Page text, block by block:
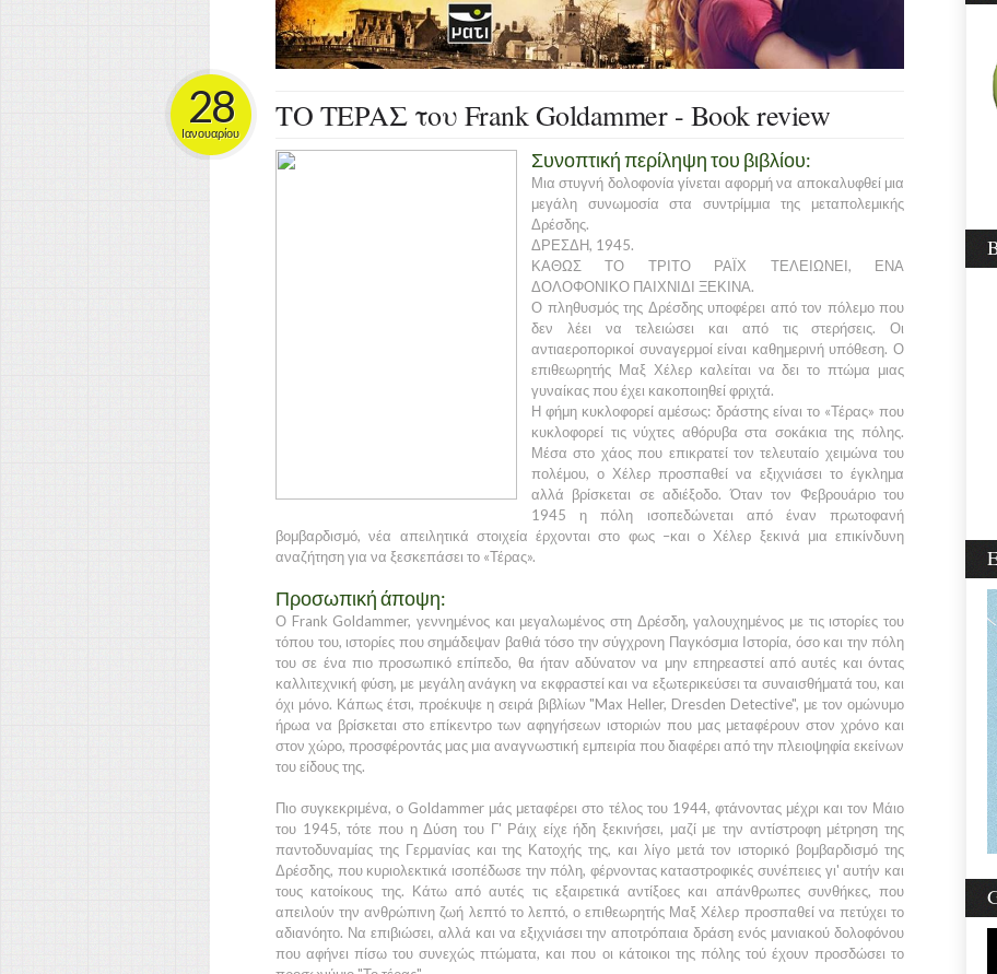
ΤΟ ΤΕΡΑΣ του Frank Goldammer - Book review
28
Ιανουαρίου
Συνοπτική περίληψη του βιβλίου:
Μια στυγνή δολοφονία γίνεται αφορμή να αποκαλυφθεί μια
μεγάλη συνωμοσία στα συντρίμμια της μεταπολεμικής
Δρέσδης.
ΔΡΕΣΔΗ, 1945.
ΚΑΘΩΣ ΤΟ ΤΡΙΤΟ ΡΑΪΧ ΤΕΛΕΙΩΝΕΙ, ΕΝΑ
ΔΟΛΟΦΟΝΙΚΟ ΠΑΙΧΝΙΔΙ ΞΕΚΙΝΑ.
Ο πληθυσμός της Δρέσδης υποφέρει από τον πόλεμο που
δεν λέει να τελειώσει και από τις στερήσεις. Οι
αντιαεροπορικοί συναγερμοί είναι καθημερινή υπόθεση. Ο
επιθεωρητής Μαξ Χέλερ καλείται να δει το πτώμα μιας
γυναίκας που έχει κακοποιηθεί φριχτά.
Η φήμη κυκλοφορεί αμέσως: δράστης είναι το «Τέρας» που
κυκλοφορεί τις νύχτες αθόρυβα στα σοκάκια της πόλης.
Μέσα στο χάος που επικρατεί τον τελευταίο χειμώνα του
πολέμου, ο Χέλερ προσπαθεί να εξιχνιάσει το έγκλημα
αλλά βρίσκεται σε αδιέξοδο. Όταν τον Φεβρουάριο του
1945 η πόλη ισοπεδώνεται από έναν πρωτοφανή
βομβαρδισμό, νέα απειλητικά στοιχεία έρχονται στο φως –και ο Χέλερ ξεκινά μια επικίνδυνη
αναζήτηση για να ξεσκεπάσει το «Τέρας».
Προσωπική άποψη:
Ο Frank Goldammer, γεννημένος και μεγαλωμένος στη Δρέσδη, γαλουχημένος με τις ιστορίες του
τόπου του, ιστορίες που σημάδεψαν βαθιά τόσο την σύγχρονη Παγκόσμια Ιστορία, όσο και την πόλη
του σε ένα πιο προσωπικό επίπεδο, θα ήταν αδύνατον να μην επηρεαστεί από αυτές και όντας
καλλιτεχνική φύση, με μεγάλη ανάγκη να εκφραστεί και να εξωτερικεύσει τα συναισθήματά του, και
όχι μόνο. Κάπως έτσι, προέκυψε η σειρά βιβλίων "Max Heller, Dresden Detective", με τον ομώνυμο
ήρωα να βρίσκεται στο επίκεντρο των αφηγήσεων ιστοριών που μας μεταφέρουν στον χρόνο και
στον χώρο, προσφέροντάς μας μια αναγνωστική εμπειρία που διαφέρει από την πλειοψηφία εκείνων
του είδους της.
Πιο συγκεκριμένα, ο Goldammer μάς μεταφέρει στο τέλος του 1944, φτάνοντας μέχρι και τον Μάιο
του 1945, τότε που η Δύση του Γ' Ράιχ είχε ήδη ξεκινήσει, μαζί με την αντίστροφη μέτρηση της
παντοδυναμίας της Γερμανίας και της Κατοχής της, και λίγο μετά τον ιστορικό βομβαρδισμό της
Δρέσδης, που κυριολεκτικά ισοπέδωσε την πόλη, φέρνοντας καταστροφικές συνέπειες γι' αυτήν και
τους κατοίκους της. Κάτω από αυτές τις εξαιρετικά αντίξοες και απάνθρωπες συνθήκες, που
απειλούν την ανθρώπινη ζωή λεπτό το λεπτό, ο επιθεωρητής Μαξ Χέλερ προσπαθεί να πετύχει το
αδιανόητο. Να επιβιώσει, αλλά και να εξιχνιάσει την αποτρόπαια δράση ενός μανιακού δολοφόνου
που αφήνει πίσω του συνεχώς πτώματα, και που οι κάτοικοι της πόλης τού έχουν προσδώσει το